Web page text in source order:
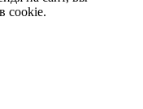
cookie.